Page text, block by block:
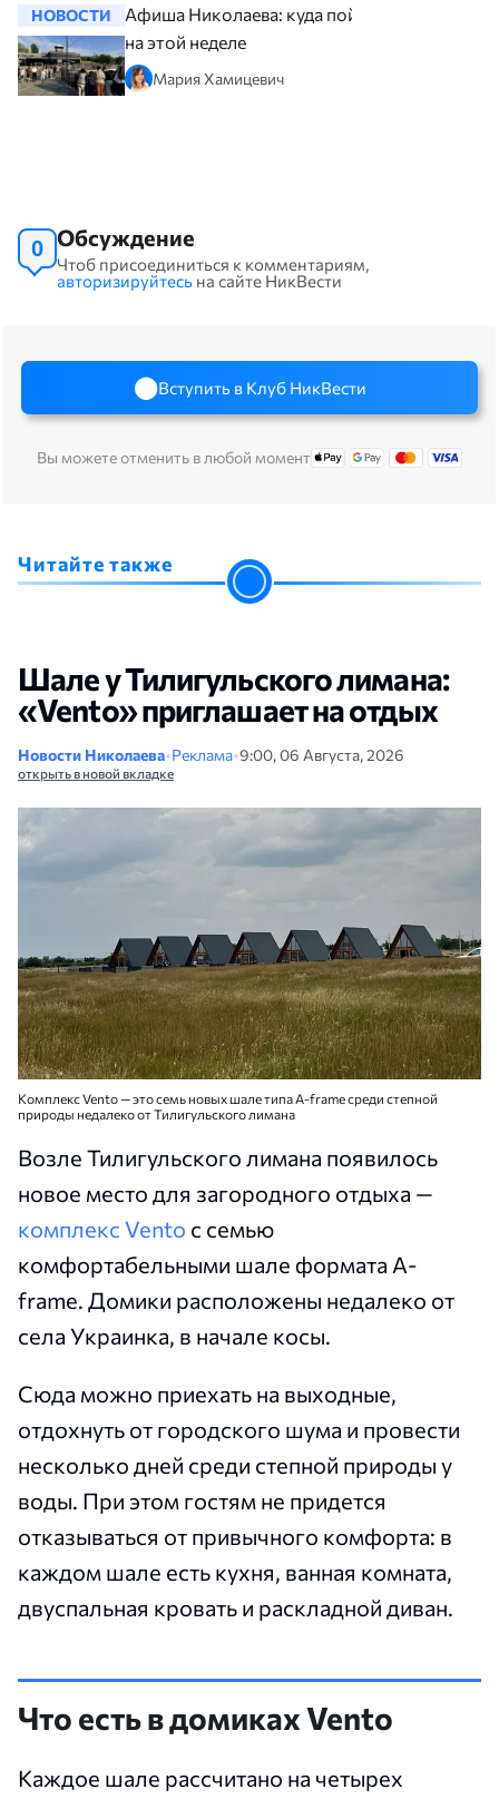
НОВОСТИ
Афиша Николаева: куда пойти
на этой неделе
Мария Хамицевич
0 Обсуждение
Чтоб присоединиться к комментариям,
авторизируйтесь на сайте НикВести
Вступить в Клуб НикВести
Вы можете отменить в любой момент
Читайте также
Шале у Тилигульского лимана:
«Vento» приглашает на отдых
Новости Николаева•Реклама•9:00, 06 Августа, 2026
открыть в новой вкладке
Комплекс Vento — это семь новых шале типа A-frame среди степной
природы недалеко от Тилигульского лимана
Возле Тилигульского лимана появилось
новое место для загородного отдыха —
комплекс Vento с семью
комфортабельными шале формата A-
frame. Домики расположены недалеко от
села Украинка, в начале косы.
Сюда можно приехать на выходные,
отдохнуть от городского шума и провести
несколько дней среди степной природы у
воды. При этом гостям не придется
отказываться от привычного комфорта: в
каждом шале есть кухня, ванная комната,
двуспальная кровать и раскладной диван.
Что есть в домиках Vento
Каждое шале рассчитано на четырех